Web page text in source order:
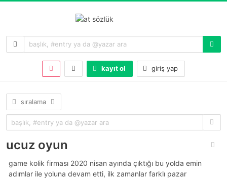
kayıt ol giriş yap
sıralama
ucuz oyun
game kolik firması 2020 nisan ayında çıktığı bu yolda emin
adımlar ile yoluna devam etti, ilk zamanlar farklı pazar